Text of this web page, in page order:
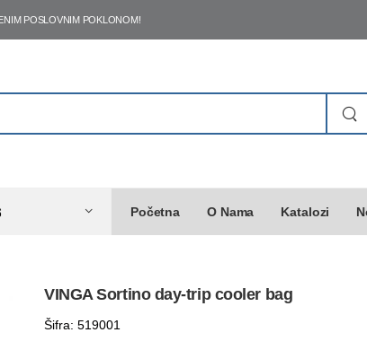
POSLOVNIM POKLONOM!
Početna O Nama Katalozi
VINGA Sortino day-trip cooler bag
Šifra: 519001